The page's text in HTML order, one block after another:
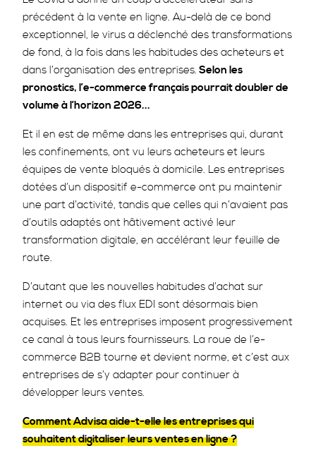
précédent à la vente en ligne. Au-delà de ce bond
exceptionnel, le virus a déclenché des transformations
de fond, à la fois dans les habitudes des acheteurs et
dans l’organisation des entreprises. Selon les
pronostics, l’e-commerce français pourrait doubler de
volume à l’horizon 2026...
Et il en est de même dans les entreprises qui, durant
les confinements, ont vu leurs acheteurs et leurs
équipes de vente bloqués à domicile. Les entreprises
dotées d’un dispositif e-commerce ont pu maintenir
une part d’activité, tandis que celles qui n’avaient pas
d’outils adaptés ont hâtivement activé leur
transformation digitale, en accélérant leur feuille de
route.
D’autant que les nouvelles habitudes d’achat sur
internet ou via des flux EDI sont désormais bien
acquises. Et les entreprises imposent progressivement
ce canal à tous leurs fournisseurs. La roue de l’e-
commerce B2B tourne et devient norme, et c’est aux
entreprises de s’y adapter pour continuer à
développer leurs ventes.
Comment Advisa aide-t-elle les entreprises qui
souhaitent digitaliser leurs ventes en ligne ?